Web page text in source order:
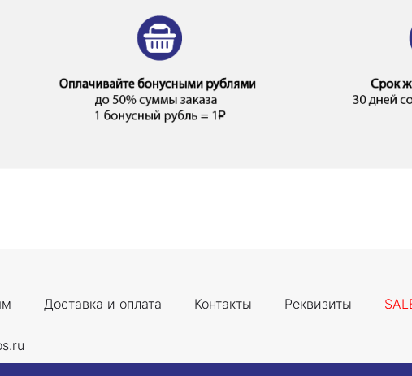
Доставка и оплата Контакты Реквизиты